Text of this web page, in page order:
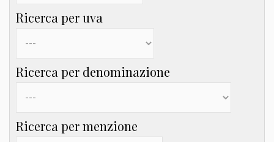
Ricerca per uva
Ricerca per denominazione
Ricerca per menzione